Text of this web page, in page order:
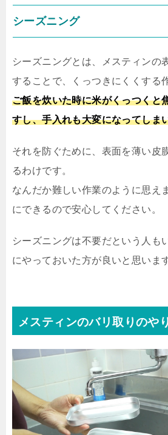
シーズニング
シーズニングとは、メスティンの
することで、くっつきにくくする
ご飯を炊いた時に米がくっつくと
すし、手入れも大変になってしま
それを防ぐために、表面を薄い皮
るわけです。
なんだか難しい作業のように思え
にできるので安心してください。
シーズニングは不要だという人も
にやっておいた方が良いと思いま
メスティンのバリ取りのや